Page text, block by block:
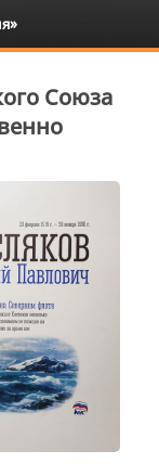
Союза